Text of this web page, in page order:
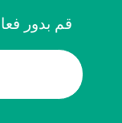
قم بدور